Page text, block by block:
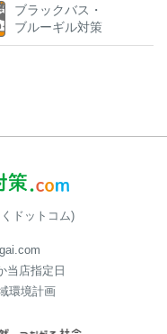
ブラックバス・
ブルーギル対策
ドットコム)
当店指定日
環境計画